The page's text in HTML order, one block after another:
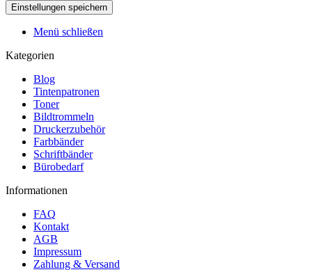
Menü schließen
Kategorien
Blog
Tintenpatronen
Toner
Bildtrommeln
Druckerzubehör
Farbbänder
Schriftbänder
Bürobedarf
Informationen
FAQ
Kontakt
AGB
Impressum
Zahlung & Versand